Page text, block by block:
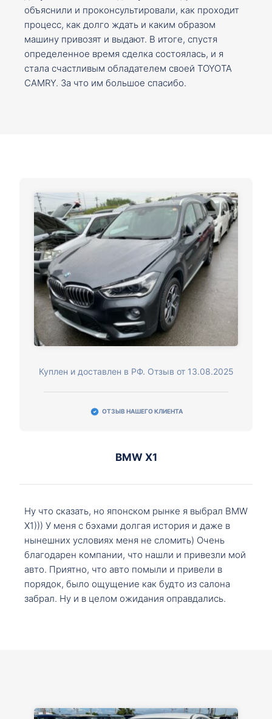
объяснили и проконсультировали, как проходит
процесс, как долго ждать и каким образом
машину привозят и выдают. В итоге, спустя
определенное время сделка состоялась, и я
стала счастливым обладателем своей TOYOTA
CAMRY. За что им большое спасибо.
Куплен и доставлен в РФ. Отзыв от 13.08.2025
ОТЗЫВ НАШЕГО КЛИЕНТА
BMW X1
Ну что сказать, но японском рынке я выбрал BMW
X1))) У меня с бэхами долгая история и даже в
нынешних условиях меня не сломить) Очень
благодарен компании, что нашли и привезли мой
авто. Приятно, что авто помыли и привели в
порядок, было ощущение как будто из салона
забрал. Ну и в целом ожидания оправдались.